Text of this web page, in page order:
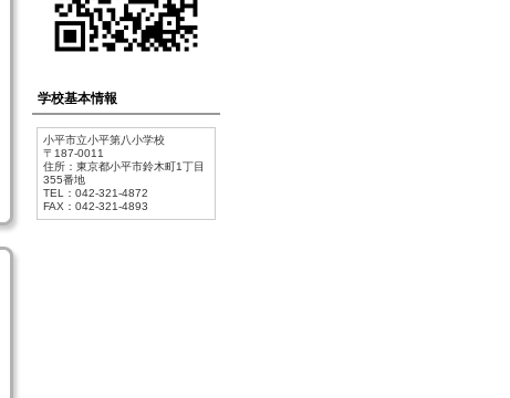
学校基本情報
小平市立小平第八小学校
〒187-0011
住所：東京都小平市鈴木町1丁目
355番地
TEL：042-321-4872
FAX：042-321-4893